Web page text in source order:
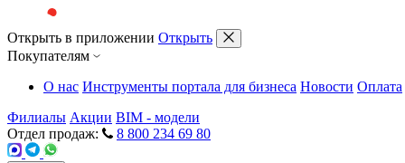
Открыть в приложении Открыть
Покупателям
О нас Инструменты портала для бизнеса Новости Оплата
Филиалы Акции BIM - модели
Отдел продаж:
8 800 234 69 80